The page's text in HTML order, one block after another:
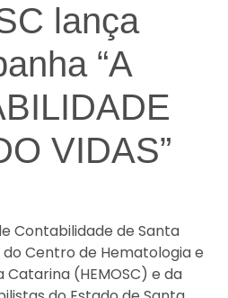
lança
“A
VIDAS”
Contabilidade de Santa
Centro de Hematologia e
(HEMOSC) e da